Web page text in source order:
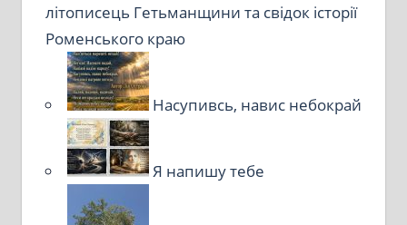
літописець Гетьманщини та свідок історії
Роменського краю
Насупивсь, навис небокрай
Я напишу тебе